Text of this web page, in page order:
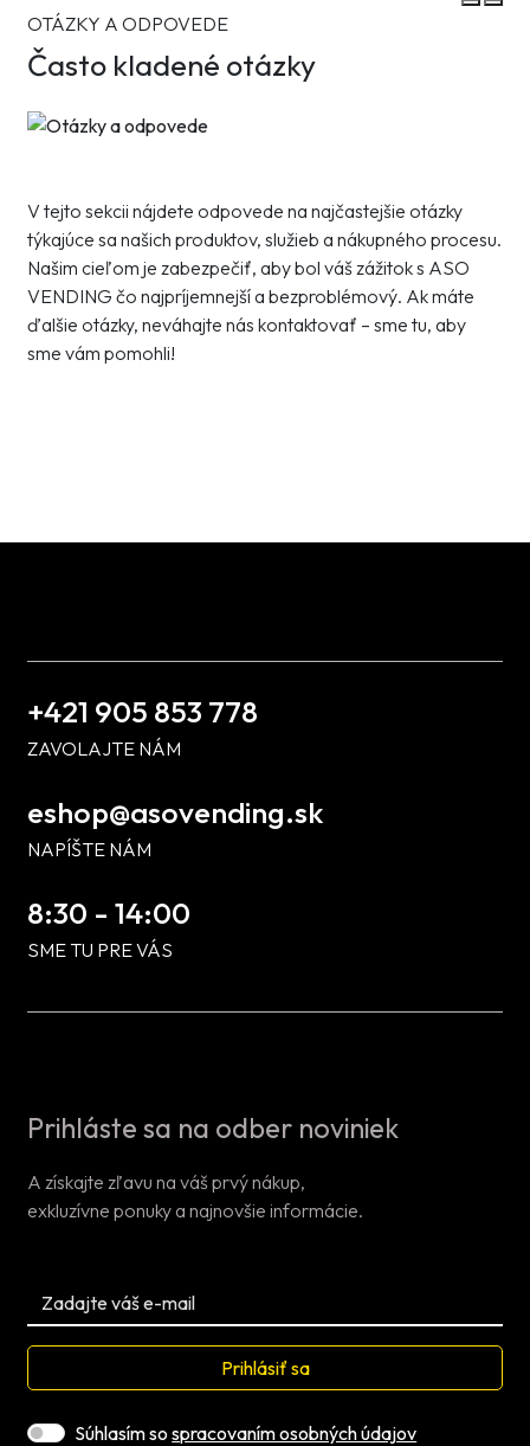
OTÁZKY A ODPOVEDE
Často kladené otázky
V tejto sekcii nájdete odpovede na najčastejšie otázky
týkajúce sa našich produktov, služieb a nákupného procesu.
Našim cieľom je zabezpečiť, aby bol váš zážitok s ASO
VENDING čo najpríjemnejší a bezproblémový. Ak máte
ďalšie otázky, neváhajte nás kontaktovať – sme tu, aby
sme vám pomohli!
+421 905 853 778
ZAVOLAJTE NÁM
eshop@asovending.sk
NAPÍŠTE NÁM
8:30 - 14:00
SME TU PRE VÁS
Prihláste sa na odber noviniek
A získajte zľavu na váš prvý nákup,
exkluzívne ponuky a najnovšie informácie.
Prihlásiť sa
Súhlasím sospracovaním osobných údajov